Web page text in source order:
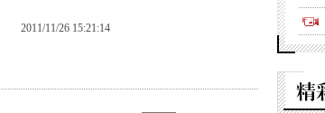
2011/11/26 15:21:14